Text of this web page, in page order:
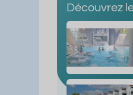
Découvrez